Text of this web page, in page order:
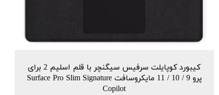
کیبورد کوپایلت سرفیس سیگنچر با قلم اسلیم 2 برای
پرو 9 / 10 / 11 مایکروسافت Surface Pro Slim Signature
Copilot